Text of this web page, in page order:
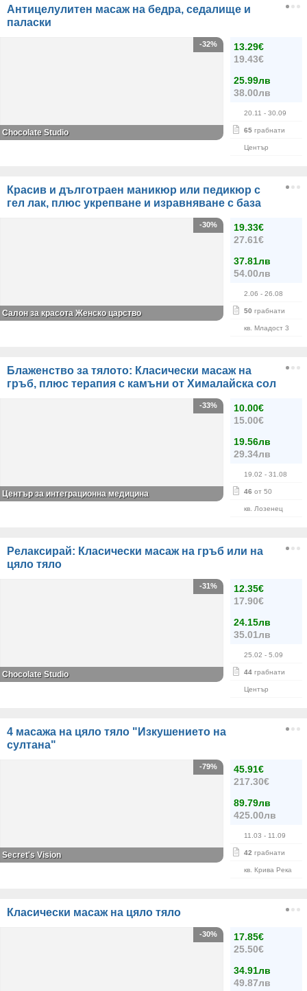
Антицелулитен масаж на бедра, седалище и
паласки
13.29€
19.43€
25.99лв
38.00лв
20.11 - 30.09
65 грабнати
Център
-32%
Chocolate Studio
Красив и дълготраен маникюр или педикюр с
гел лак, плюс укрепване и изравняване с база
19.33€
27.61€
37.81лв
54.00лв
2.06 - 26.08
50 грабнати
кв. Младост 3
-30%
Салон за красота Женско царство
Блаженство за тялото: Класически масаж на
гръб, плюс терапия с камъни от Хималайска сол
10.00€
15.00€
19.56лв
29.34лв
19.02 - 31.08
46 от 50
кв. Лозенец
-33%
Център за интеграционна медицина
Релаксирай: Класически масаж на гръб или на
цяло тяло
12.35€
17.90€
24.15лв
35.01лв
25.02 - 5.09
44 грабнати
Център
-31%
Chocolate Studio
4 масажа на цяло тяло "Изкушението на
султана"
45.91€
217.30€
89.79лв
425.00лв
11.03 - 11.09
42 грабнати
кв. Крива Река
-79%
Secret's Vision
Класически масаж на цяло тяло
17.85€
25.50€
34.91лв
49.87лв
-30%